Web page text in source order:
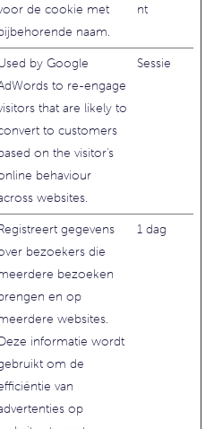
de cookie met
naam.
nt
by Google
to re-engage
that are likely to
to customers
on the visitor's
behaviour
websites.
Sessie
gegevens
bezoekers die
bezoeken
en op
websites.
informatie wordt
om de
van
op
1 dag